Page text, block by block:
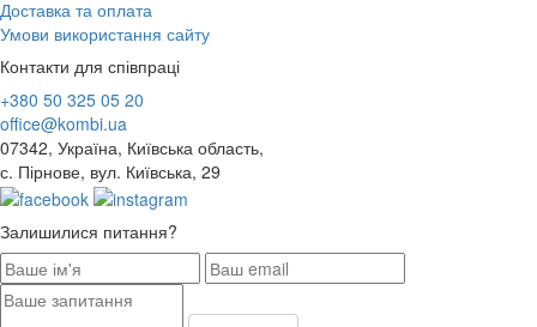
Доставка та оплата
Умови використання сайту
Контакти для співпраці
+380 50 325 05 20
office@kombi.ua
07342, Україна, Київська область,
с. Пірнове, вул. Київська, 29
Залишилися питання?